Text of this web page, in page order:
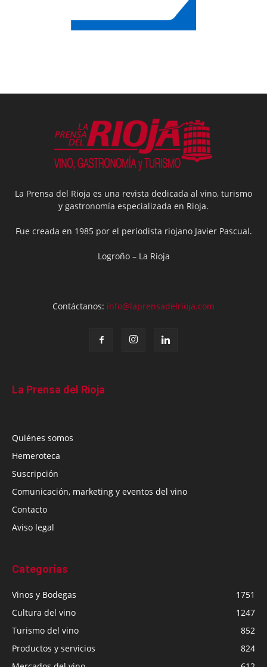
La Prensa del Rioja es una revista dedicada al vino, turismo
y gastronomía especializada en Rioja.
Fue creada en 1985 por el periodista riojano Javier Pascual.
Logroño – La Rioja
Contáctanos: info@laprensadelrioja.com
La Prensa del Rioja
Quiénes somos
Hemeroteca
Suscripción
Comunicación, marketing y eventos del vino
Contacto
Aviso legal
Categorías
Vinos y Bodegas
1751
Cultura del vino
1247
Turismo del vino
852
Productos y servicios
824